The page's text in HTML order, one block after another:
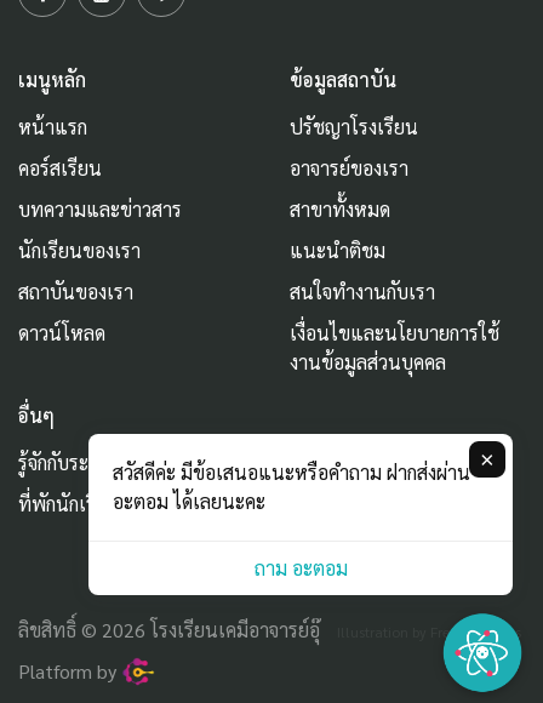
เมนูหลัก
หน้าแรก
คอร์สเรียน
บทความและข่าวสาร
นักเรียนของเรา
สถาบันของเรา
ดาวน์โหลด
ข้อมูลสถาบัน
ปรัชญาโรงเรียน
อาจารย์ของเรา
สาขาทั้งหมด
แนะนำติชม
สนใจทำงานกับเรา
เงื่อนไขและนโยบายการใช้
งานข้อมูลส่วนบุคคล
อื่นๆ
รู้จักกับระบบ AURUM
ที่พักนักเรียน
ลิขสิทธิ์ © 2026 โรงเรียนเคมีอาจารย์อุ๊ Illustration by Freepik Stories
Platform by
×
สวัสดีค่ะ มีข้อเสนอแนะหรือคำถาม ฝากส่งผ่าน
อะตอม ได้เลยนะคะ
ถาม อะตอม